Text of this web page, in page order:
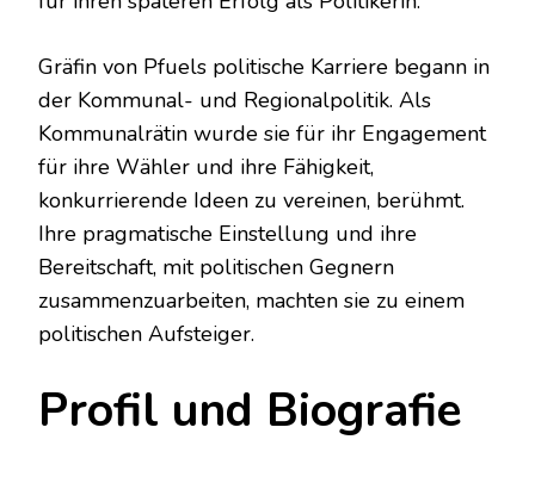
Gräfin von Pfuels politische Karriere begann in
der Kommunal- und Regionalpolitik. Als
Kommunalrätin wurde sie für ihr Engagement
für ihre Wähler und ihre Fähigkeit,
konkurrierende Ideen zu vereinen, berühmt.
Ihre pragmatische Einstellung und ihre
Bereitschaft, mit politischen Gegnern
zusammenzuarbeiten, machten sie zu einem
politischen Aufsteiger.
Profil und Biografie